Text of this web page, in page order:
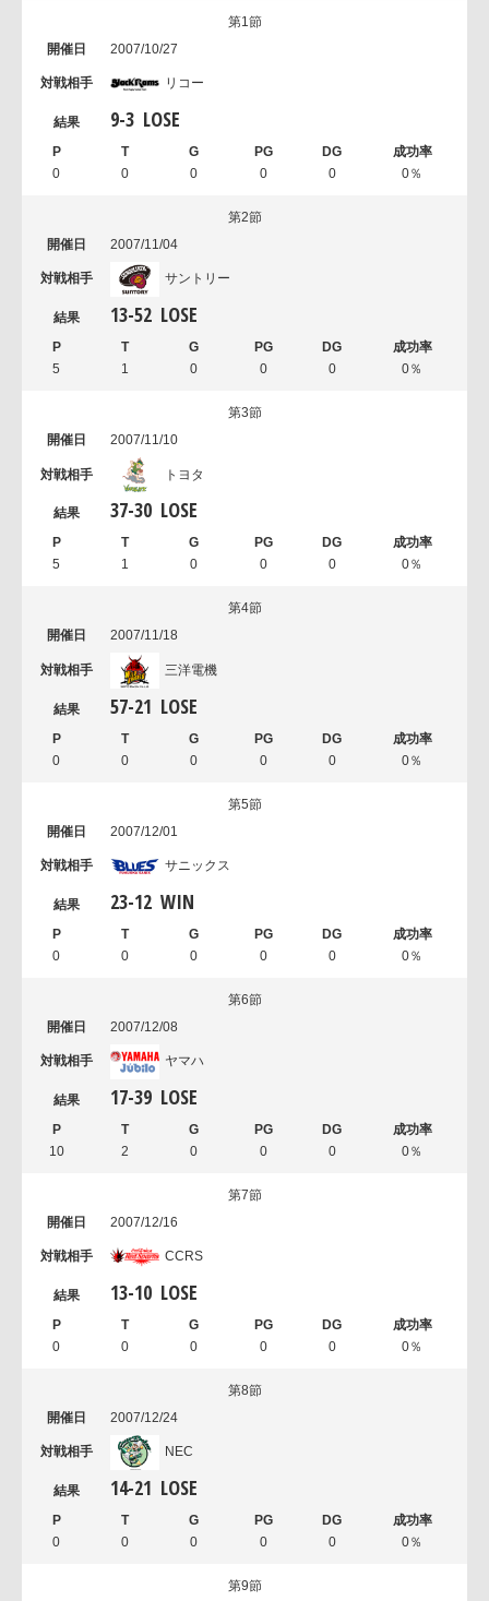
第1節
2007/10/27
リコー
9-3 LOSE
0 0 0 0 0 0％
第2節
2007/11/04
サントリー
13-52 LOSE
5 1 0 0 0 0％
第3節
2007/11/10
トヨタ
37-30 LOSE
5 1 0 0 0 0％
第4節
2007/11/18
三洋電機
57-21 LOSE
0 0 0 0 0 0％
第5節
2007/12/01
サニックス
23-12 WIN
0 0 0 0 0 0％
第6節
2007/12/08
ヤマハ
17-39 LOSE
10 2 0 0 0 0％
第7節
2007/12/16
CCRS
13-10 LOSE
0 0 0 0 0 0％
第8節
2007/12/24
NEC
14-21 LOSE
0 0 0 0 0 0％
第9節